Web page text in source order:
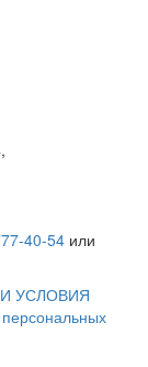
40-54 или
УСЛОВИЯ